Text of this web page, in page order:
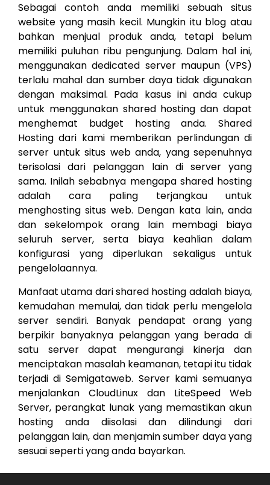
Sebagai contoh anda memiliki sebuah situs
website yang masih kecil. Mungkin itu blog atau
bahkan menjual produk anda, tetapi belum
memiliki puluhan ribu pengunjung. Dalam hal ini,
menggunakan dedicated server maupun (VPS)
terlalu mahal dan sumber daya tidak digunakan
dengan maksimal. Pada kasus ini anda cukup
untuk menggunakan shared hosting dan dapat
menghemat budget hosting anda. Shared
Hosting dari kami memberikan perlindungan di
server untuk situs web anda, yang sepenuhnya
terisolasi dari pelanggan lain di server yang
sama. Inilah sebabnya mengapa shared hosting
adalah cara paling terjangkau untuk
menghosting situs web. Dengan kata lain, anda
dan sekelompok orang lain membagi biaya
seluruh server, serta biaya keahlian dalam
konfigurasi yang diperlukan sekaligus untuk
pengelolaannya.
Manfaat utama dari shared hosting adalah biaya,
kemudahan memulai, dan tidak perlu mengelola
server sendiri. Banyak pendapat orang yang
berpikir banyaknya pelanggan yang berada di
satu server dapat mengurangi kinerja dan
menciptakan masalah keamanan, tetapi itu tidak
terjadi di Semigataweb. Server kami semuanya
menjalankan CloudLinux dan LiteSpeed Web
Server, perangkat lunak yang memastikan akun
hosting anda diisolasi dan dilindungi dari
pelanggan lain, dan menjamin sumber daya yang
sesuai seperti yang anda bayarkan.